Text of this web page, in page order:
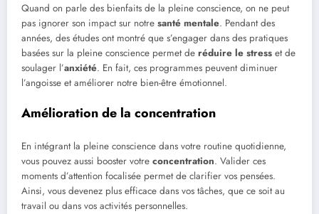
Quand on parle des bienfaits de la pleine conscience, on ne peut
pas ignorer son impact sur notre santé mentale. Pendant des
années, des études ont montré que s’engager dans des pratiques
basées sur la pleine conscience permet de réduire le stress et de
soulager l’anxiété. En fait, ces programmes peuvent diminuer
l’angoisse et améliorer notre bien-être émotionnel.
Amélioration de la concentration
En intégrant la pleine conscience dans votre routine quotidienne,
vous pouvez aussi booster votre concentration. Valider ces
moments d’attention focalisée permet de clarifier vos pensées.
Ainsi, vous devenez plus efficace dans vos tâches, que ce soit au
travail ou dans vos activités personnelles.